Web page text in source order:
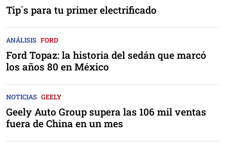
Tip´s para tu primer electrificado
ANÁLISIS FORD
Ford Topaz: la historia del sedán que marcó
los años 80 en México
NOTICIAS GEELY
Geely Auto Group supera las 106 mil ventas
fuera de China en un mes